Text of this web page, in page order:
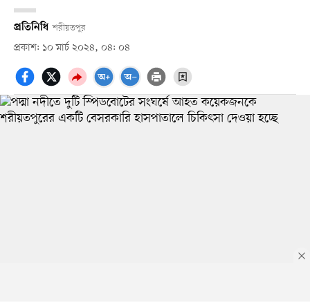
প্রতিনিধি শরীয়তপুর
প্রকাশ: ১০ মার্চ ২০২৪, ০৪: ০৪